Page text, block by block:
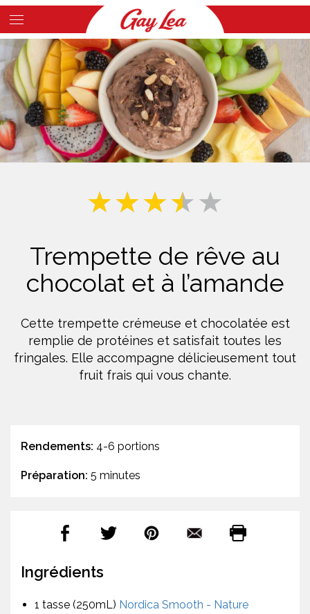
Skip
to
main
content
Main
Content
Trempette de rêve au
chocolat et à l’amande
Cette trempette crémeuse et chocolatée est
remplie de protéines et satisfait toutes les
fringales. Elle accompagne délicieusement tout
fruit frais qui vous chante.
Rendements: 4-6 portions
Préparation: 5 minutes
Ingrédients
1 tasse (250mL) Nordica Smooth - Nature